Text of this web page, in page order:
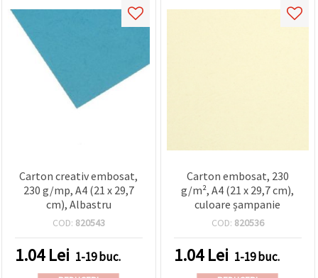
acordul
dumneavoastră,
pentru a
analiza
traficul și a
marketing.
Puteți fi de
cookie -
urile făcând
clic pe
"acceptati
Carton creativ embosat,
230 g/mp, A4 (21 x 29,7
cm), Albastru
COD: 820543
1.04Lei 1-19 buc.
Carton embosat, 230
g/m², A4 (21 x 29,7 cm),
culoare șampanie
COD: 820536
1.04Lei 1-19 buc.